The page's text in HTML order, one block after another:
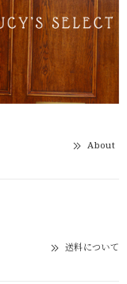
About
送料について